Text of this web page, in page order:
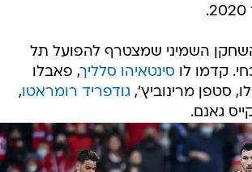
השחקן השמיני שמצטרף להפועל תל
קדמו לו סינטאיהו סלליך, פאבלו
סטפן מרינוביץ', גודפריד רומראטו,
גאנם.